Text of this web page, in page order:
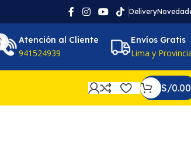
Delivery
Atención al Cliente
941524939
Envíos Gratis
Lima y
S/0.00